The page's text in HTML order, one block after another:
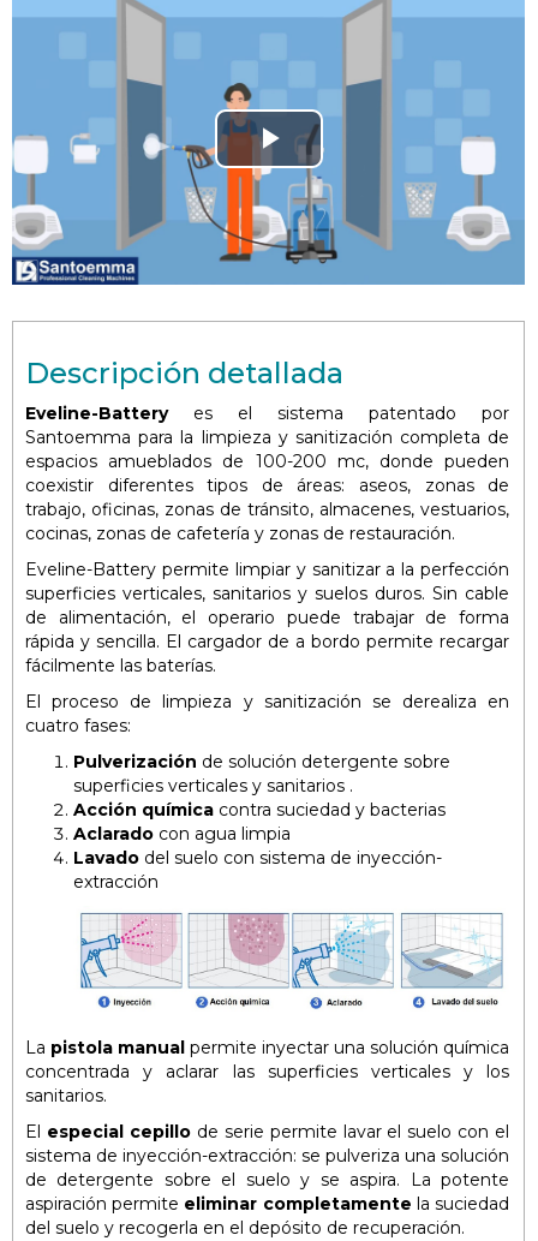
Play
Video
Descripción detallada
Eveline-Batteryes el sistema patentado por
Santoemma para la limpieza y sanitización completa de
espacios amueblados de 100-200 mc, donde pueden
coexistir diferentes tipos de áreas: aseos, zonas de
trabajo, oficinas, zonas de tránsito, almacenes, vestuarios,
cocinas, zonas de cafetería y zonas de restauración.
Eveline-Battery permite limpiar y sanitizar a la perfección
superficies verticales, sanitarios y suelos duros. Sin cable
de alimentación, el operario puede trabajar de forma
rápida y sencilla. El cargador de a bordo permite recargar
fácilmente las baterías.
El proceso de limpieza y sanitización se derealiza en
cuatro fases:
Pulverización de solución detergente sobre
superficies verticales y sanitarios .
Acción química contra suciedad y bacterias
Aclarado con agua limpia
Lavado del suelo con sistema de inyección-
extracción
La pistola manual permite inyectar una solución química
concentrada y aclarar las superficies verticales y los
sanitarios.
El especial cepillode serie permite lavar el suelo con el
sistema de inyección-extracción: se pulveriza una solución
de detergente sobre el suelo y se aspira. La potente
aspiración permite eliminar completamente la suciedad
del suelo y recogerla en el depósito de recuperación.